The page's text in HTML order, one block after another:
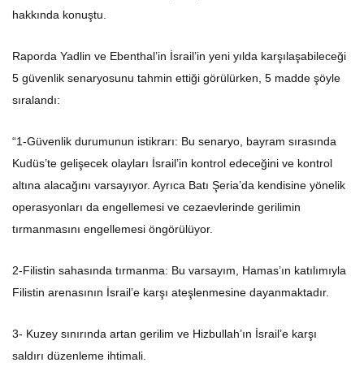
hakkında konuştu.
Raporda Yadlin ve Ebenthal’in İsrail’in yeni yılda karşılaşabileceği
5 güvenlik senaryosunu tahmin ettiği görülürken, 5 madde şöyle
sıralandı:
“1-Güvenlik durumunun istikrarı: Bu senaryo, bayram sırasında
Kudüs’te gelişecek olayları İsrail’in kontrol edeceğini ve kontrol
altına alacağını varsayıyor. Ayrıca Batı Şeria’da kendisine yönelik
operasyonları da engellemesi ve cezaevlerinde gerilimin
tırmanmasını engellemesi öngörülüyor.
2-Filistin sahasında tırmanma: Bu varsayım, Hamas’ın katılımıyla
Filistin arenasının İsrail’e karşı ateşlenmesine dayanmaktadır.
3- Kuzey sınırında artan gerilim ve Hizbullah’ın İsrail’e karşı
saldırı düzenleme ihtimali.